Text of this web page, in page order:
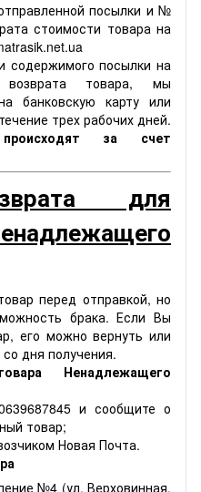
посылки и №
стоимости товара на
содержимого посылки на
возврата товара, мы
банковскую карту или
трех рабочих дней.
за счет
для
перед отправкой, но
брака. Если Вы
его можно вернуть или
дня получения.
Ненадлежащего
и сообщите о
товар;
Новая Почта.
№4 (ул. Верховинная,